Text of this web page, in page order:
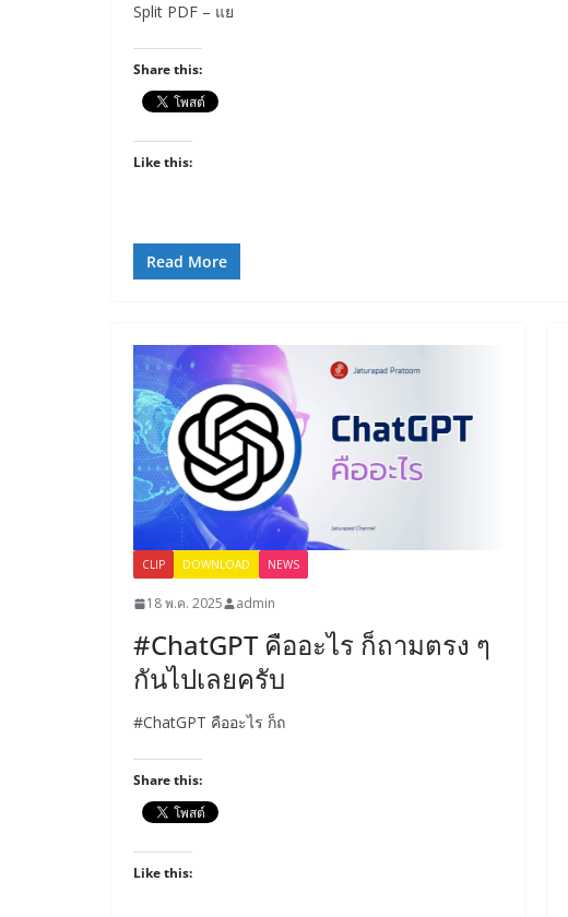
Split PDF – แย
Share this:
Like this:
Read More
CLIP DOWNLOAD NEWS
18 พ.ค. 2025 admin
#ChatGPT คืออะไร ก็ถามตรง ๆ
กันไปเลยครับ
#ChatGPT คืออะไร ก็ถ
Share this:
Like this: